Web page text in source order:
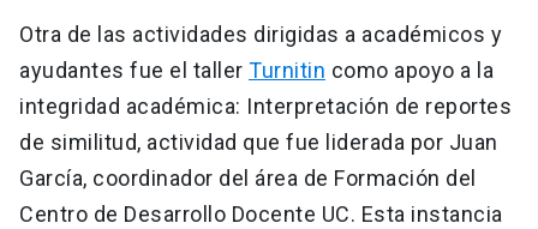
Otra de las actividades dirigidas a académicos y
ayudantes fue el taller Turnitin como apoyo a la
integridad académica: Interpretación de reportes
de similitud, actividad que fue liderada por Juan
García, coordinador del área de Formación del
Centro de Desarrollo Docente UC. Esta instancia